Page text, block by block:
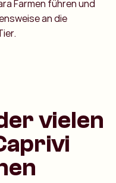
Farmen führen und
an die
vielen